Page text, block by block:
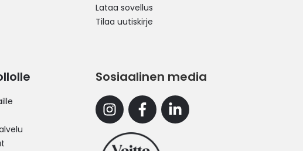
Lataa sovellus
Tilaa uutiskirje
Sosiaalinen media
InstagramFacebookLinkedin